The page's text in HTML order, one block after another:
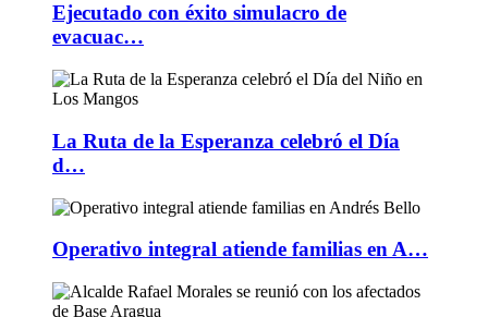
Ejecutado con éxito simulacro de
evacuac…
La Ruta de la Esperanza celebró el Día
d…
Operativo integral atiende familias en A…